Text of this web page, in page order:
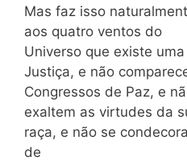
Mas faz isso
aos quatro ventos do
Universo que existe
Justiça, e não
Congressos de Paz, e
exaltem as virtudes da
raça, e não se
de